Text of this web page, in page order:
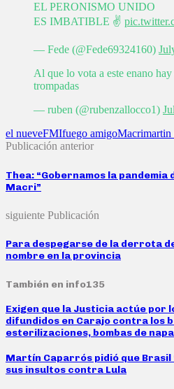
EL PERONISMO UNIDO
ES IMBATIBLE ✌
— Fede (@Fede69324160)
Al que lo vota a este enano
trompadas
— ruben (@rubenzallocco1)
el nueveFMIfuego amigoMacrimartin
Publicación anterior
Thea: “Gobernamos la pandemia
Macri”
siguiente Publicación
Para despegarse de la derrota
nombre en la provincia
También en info135
Exigen que la Justicia actúe por
difundidos en Carajo contra los
esterilizaciones, bombas de
Martín Caparrós pidió que Brasil
sus insultos contra Lula